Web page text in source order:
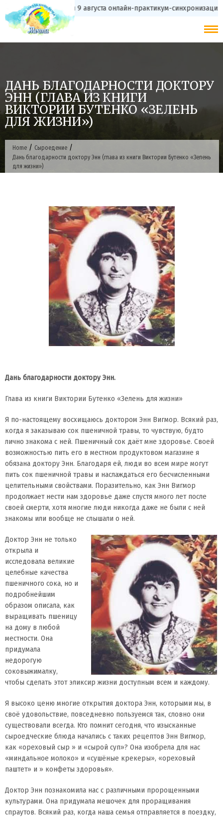
to
content
с 20 июля 9 августа онлайн-практикум-
ДАНЬ БЛАГОДАРНОСТИ ДОКТОРУ
ЭНН (ГЛАВА ИЗ КНИГИ
ВИКТОРИИ БУТЕНКО «ЗЕЛЕНЬ
ДЛЯ ЖИЗНИ»)
Home / Сыроедение /
Дань благодарности доктору Энн (глава из книги Виктории Бутенко «Зелень
для жизни»)
Дань благодарности доктору Энн.
Глава из книги Виктории Бутенко «Зелень для жизни»
Я по-настоящему восхищаюсь доктором Энн Вигмор. Всякий раз,
когда я заказываю сок пшеничной травы, то чувствую, будто
лично знакома с ней. Пшеничный сок даёт мне здоровье. Своей
возможностью пить его в местном продуктовом магазине я
обязана доктору Энн. Благодаря ей, люди во всем мире могут
пить сок пшеничной травы и наслаждаться его бесчисленными
целительными свойствами. Поразительно, как Энн Вигмор
продолжает нести нам здоровье даже спустя много лет после
своей смерти, хотя многие люди никогда даже не были с ней
знакомы или вообще не слышали о ней.
Доктор Энн не только
открыла и
исследовала великие
целебные качества
пшеничного сока, но и
подробнейшим
образом описала, как
выращивать пшеницу
на дому в любой
местности. Она
придумала
недорогую
соковыжималку,
чтобы сделать этот эликсир жизни доступным всем и каждому.
Я высоко ценю многие открытия доктора Энн, которыми мы, в
своё удовольствие, повседневно пользуемся так, словно они
существовали всегда. Кто помнит сегодня, что изысканные
сыроедческие блюда начались с таких рецептов Энн Вигмор,
как «ореховый сыр » и «сырой суп»? Она изобрела для нас
«миндальное молоко» и «сушёные крекеры», «ореховый
паштет» и » конфеты здоровья».
Доктор Энн познакомила нас с различными пророщенными
культурами. Она придумала мешочек для проращивания
спраутов. Всякий раз, когда наша семья отправляется в поездку,